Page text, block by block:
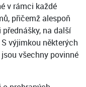
v rámci každé
přičemž alespoň
na další
výjimkou některých
všechny povinné